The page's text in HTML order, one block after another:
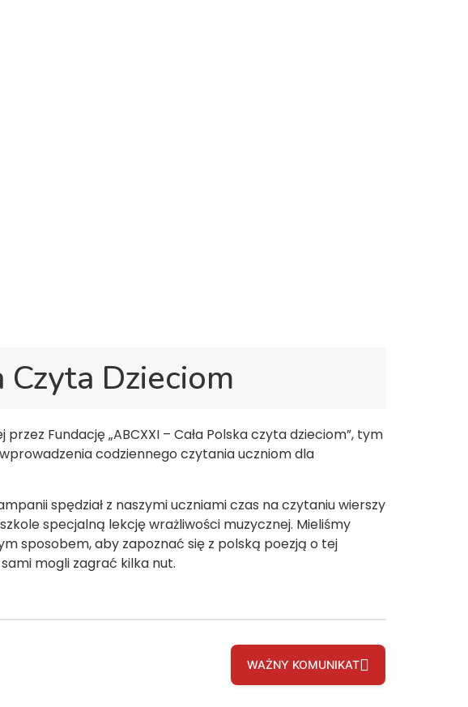
Dzieciom
Fundację „ABCXXI – Cała Polska czyta dzieciom”, tym
codziennego czytania uczniom dla
spędział z naszymi uczniami czas na czytaniu wierszy
specjalną lekcję wrażliwości muzycznej. Mieliśmy
sposobem, aby zapoznać się z polską poezją o tej
mogli zagrać kilka nut.
WAŻNY KOMUNIKAT